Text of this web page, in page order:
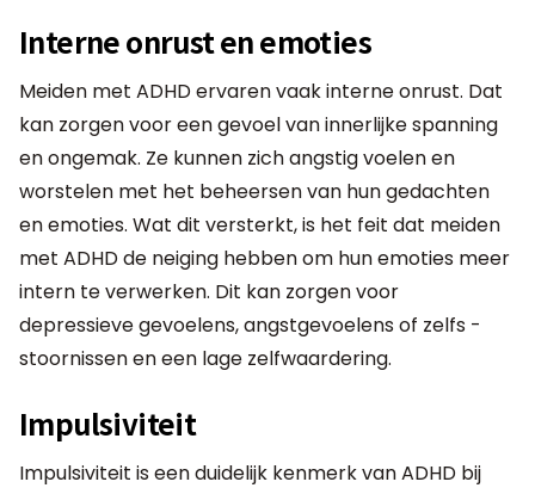
Interne onrust en emoties
Meiden met ADHD ervaren vaak interne onrust. Dat
kan zorgen voor een gevoel van innerlijke spanning
en ongemak. Ze kunnen zich angstig voelen en
worstelen met het beheersen van hun gedachten
en emoties. Wat dit versterkt, is het feit dat meiden
met ADHD de neiging hebben om hun emoties meer
intern te verwerken. Dit kan zorgen voor
depressieve gevoelens, angstgevoelens of zelfs -
stoornissen en een lage zelfwaardering.
Impulsiviteit
Impulsiviteit is een duidelijk kenmerk van ADHD bij